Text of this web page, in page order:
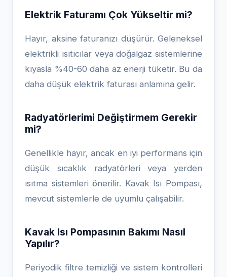
Elektrik Faturamı Çok Yükseltir mi?
Hayır, aksine faturanızı düşürür. Geleneksel
elektrikli ısıtıcılar veya doğalgaz sistemlerine
kıyasla %40-60 daha az enerji tüketir. Bu da
daha düşük elektrik faturası anlamına gelir.
Radyatörlerimi Değiştirmem Gerekir
mi?
Genellikle hayır, ancak en iyi performans için
düşük sıcaklık radyatörleri veya yerden
ısıtma sistemleri önerilir. Kavak Isı Pompası,
mevcut sistemlerle de uyumlu çalışabilir.
Kavak Isı Pompasının Bakımı Nasıl
Yapılır?
Periyodik filtre temizliği ve sistem kontrolleri